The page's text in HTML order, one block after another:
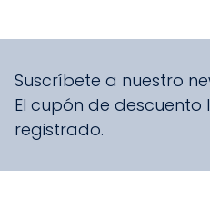
Suscríbete a nuestro
El cupón de
registrado.